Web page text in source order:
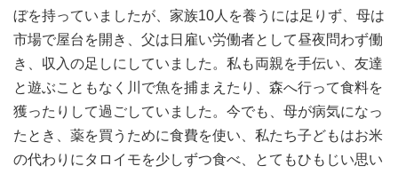
ぼを持っていましたが、家族10人を養うには足りず、母は
市場で屋台を開き、父は日雇い労働者として昼夜問わず働
き、収入の足しにしていました。私も両親を手伝い、友達
と遊ぶこともなく川で魚を捕まえたり、森へ行って食料を
獲ったりして過ごしていました。今でも、母が病気になっ
たとき、薬を買うために食費を使い、私たち子どもはお米
の代わりにタロイモを少しずつ食べ、とてもひもじい思い